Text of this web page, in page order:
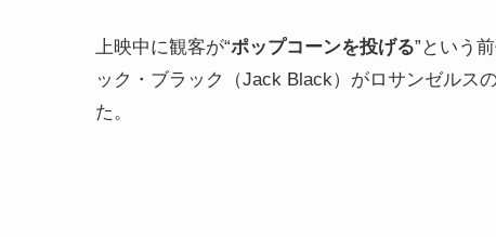
上映中に観客が“ポップコーンを投げる”という
ック・ブラック（Jack Black）がロサンゼルス
た。